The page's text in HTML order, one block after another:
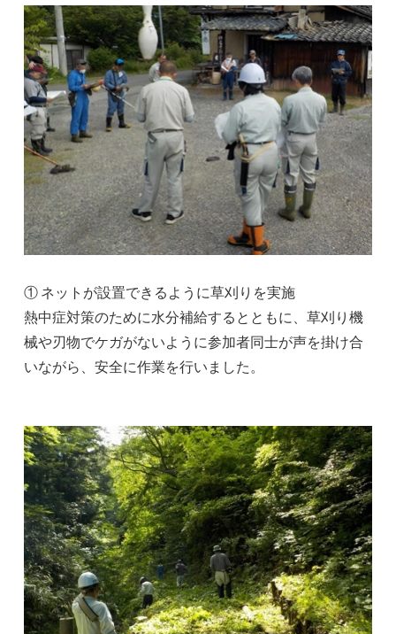
① ネットが設置できるように草刈りを実施
熱中症対策のために水分補給するとともに、草刈り機
械や刃物でケガがないように参加者同士が声を掛け合
いながら、安全に作業を行いました。